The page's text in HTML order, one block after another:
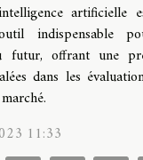
artificielle
indispensable
futur, offrant une
dans les
11:33